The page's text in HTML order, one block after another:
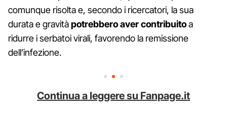
comunque risolta e, secondo i ricercatori, la sua
durata e gravitàpotrebbero aver contribuitoa
ridurre i serbatoi virali, favorendo la remissione
dell’infezione.
Continua a leggere su Fanpage.it